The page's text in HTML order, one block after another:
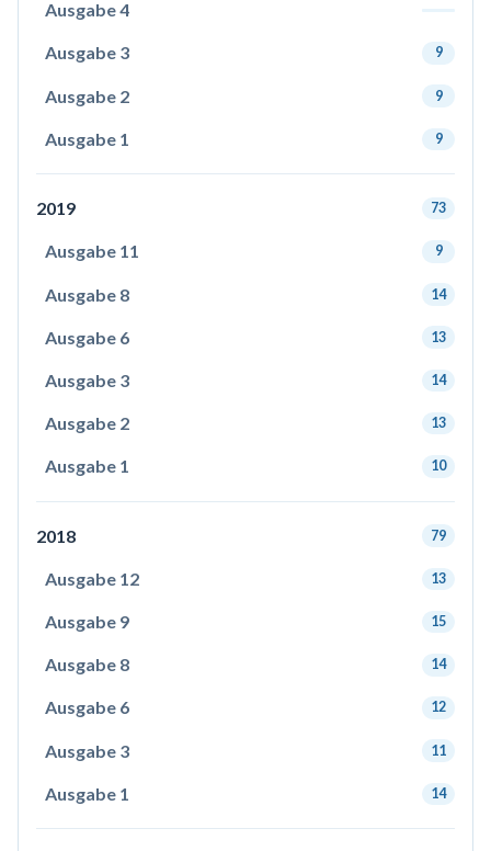
Ausgabe 4
Ausgabe 3 9
Ausgabe 2 9
Ausgabe 1 9
2019 73
Ausgabe 11 9
Ausgabe 8 14
Ausgabe 6 13
Ausgabe 3 14
Ausgabe 2 13
Ausgabe 1 10
2018 79
Ausgabe 12 13
Ausgabe 9 15
Ausgabe 8 14
Ausgabe 6 12
Ausgabe 3 11
Ausgabe 1 14